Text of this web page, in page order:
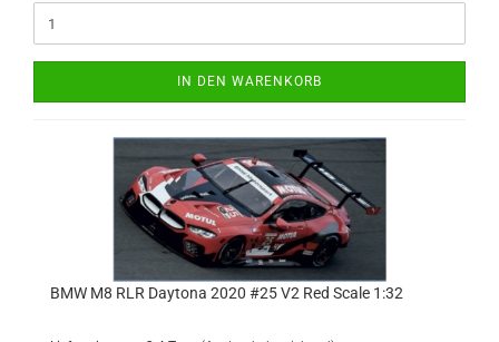
IN DEN WARENKORB
BMW M8 RLR Daytona 2020 #25 V2 Red Scale 1:32